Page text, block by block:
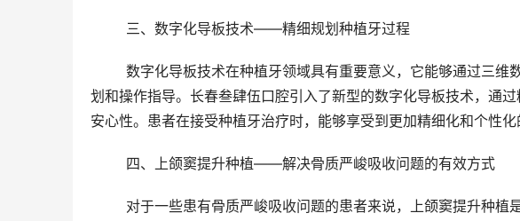
	三、数字化导板技术——精细规划种植牙过程
划和操作指导。长春叁肆伍口腔引入了新型的数字化导板技术，通
安心性。患者在接受种植牙治疗时，能够享受到更加精细化和个性
	四、上颌窦提升种植——解决骨质严峻吸收问题的有效方式